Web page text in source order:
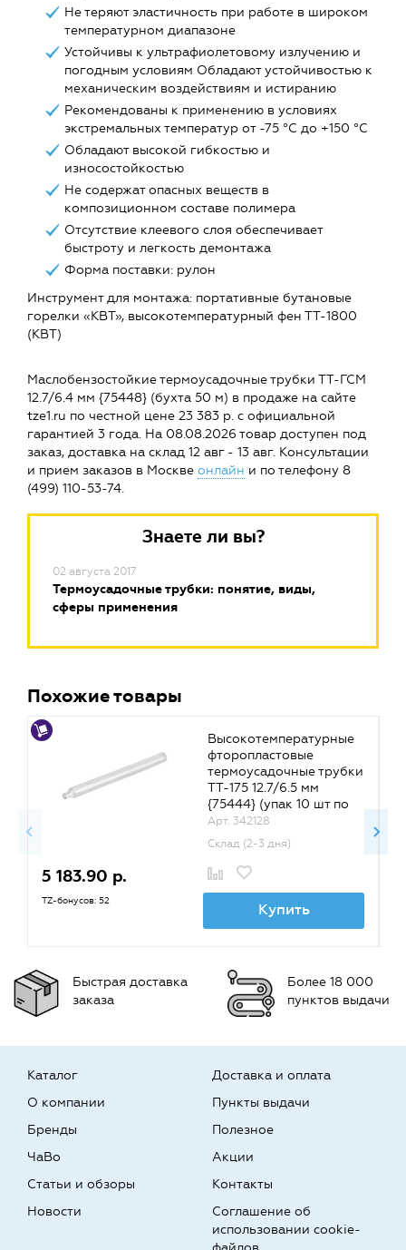
Не теряют эластичность при работе в широком
температурном диапазоне
Устойчивы к ультрафиолетовому излучению и
погодным условиям Обладают устойчивостью к
механическим воздействиям и истиранию
Рекомендованы к применению в условиях
экстремальных температур от -75 °C до +150 °C
Обладают высокой гибкостью и
износостойкостью
Не содержат опасных веществ в
композиционном составе полимера
Отсутствие клеевого слоя обеспечивает
быстроту и легкость демонтажа
Форма поставки: рулон
Инструмент для монтажа: портативные бутановые
горелки «КВТ», высокотемпературный фен ТТ-1800
(КВТ)
Маслобензостойкие термоусадочные трубки ТТ-ГСМ
12.7/6.4 мм {75448} (бухта 50 м) в продаже на сайте
tze1.ru по честной цене 23 383 р. с официальной
гарантией 3 года. На 08.08.2026 товар доступен под
заказ, доставка на склад 12 авг - 13 авг. Консультации
и прием заказов в Москве онлайн и по телефону 8
(499) 110-53-74.
Знаете ли вы?
02 августа 2017
Термоусадочные трубки: понятие, виды,
сферы применения
Похожие товары
Высокотемпературные
фторопластовые
термоусадочные трубки
ТТ-175 12.7/6.5 мм
{75444} (упак 10 шт по
1.22 м)
Арт. 342128
Склад (2-3 дня)
5 183.90 р.
TZ-бонусов: 52 Купить
Быстрая доставка
заказа
Более 18 000
пунктов выдачи
Каталог
О компании
Бренды
Доставка и оплата
Пункты выдачи
Полезное
ЧаВо
Статьи и обзоры
Новости
Акции
Контакты
Соглашение об
использовании cookie-